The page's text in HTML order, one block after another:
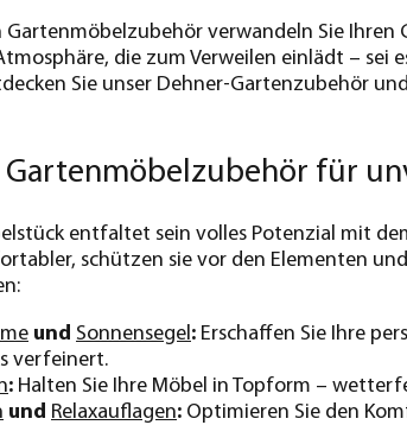
verwandeln Sie Ihren
die zum Verweilen einlädt –
Sie unser Dehner-Gartenzubehör
für
entfaltet sein volles Potenzial mit
schützen sie vor den Elementen
und Sonnensegel: Erschaffen Sie Ihre
verfeinert.
: Halten Sie Ihre Möbel in Topform –
und Relaxauflagen: Optimieren Sie den